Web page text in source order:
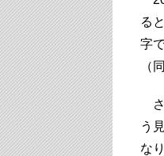
る
字
（
さ
う
な